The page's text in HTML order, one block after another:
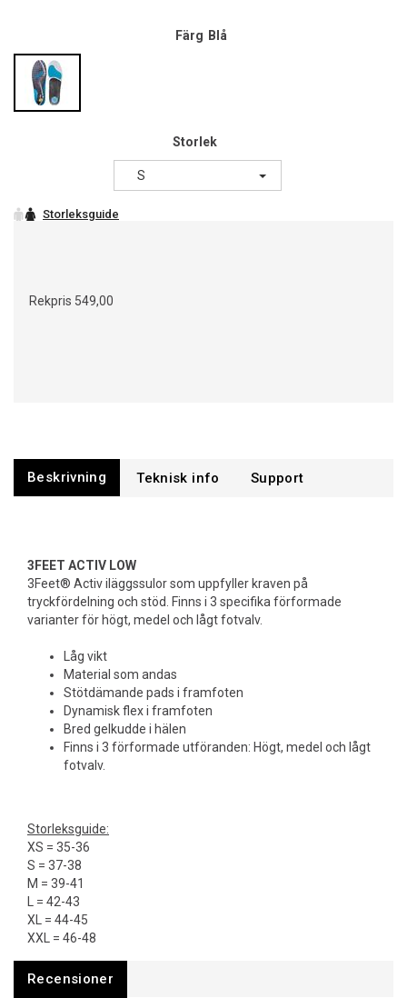
Färg Blå
Storlek
S
Rekpris 549,00
Beskrivning Support
3FEET ACTIV LOW
3Feet® Activ iläggssulor som uppfyller kraven på
tryckfördelning och stöd. Finns i 3 specifika förformade
varianter för högt, medel och lågt fotvalv.
Låg vikt
Material som andas
Stötdämande pads i framfoten
Dynamisk flex i framfoten
Bred gelkudde i hälen
Finns i 3 förformade utföranden: Högt, medel och lågt
fotvalv.
Storleksguide:
XS = 35-36
S = 37-38
M = 39-41
L = 42-43
XL = 44-45
XXL = 46-48
Recensioner